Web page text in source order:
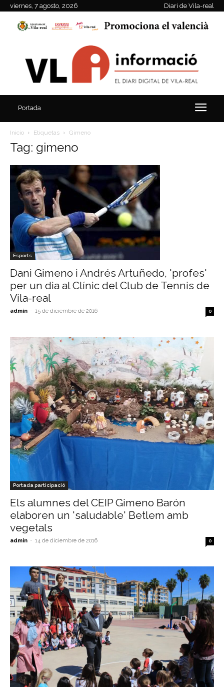
viernes, 7 agosto, 2026 Diari de Vila-real
Portada
Inicio Etiquetas Gimeno
Tag: gimeno
Esports
Dani Gimeno i Andrés Artuñedo, 'profes'
per un dia al Clínic del Club de Tennis de
Vila-real
admin - 15 de diciembre de 2016 0
Portada participació
Els alumnes del CEIP Gimeno Barón
elaboren un 'saludable' Betlem amb
vegetals
admin - 14 de diciembre de 2016 0